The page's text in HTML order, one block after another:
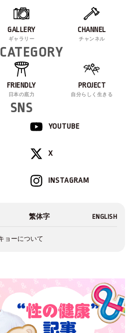
GALLERY
ギャラリー
CHANNEL
チャンネル
FRIENDLY
日本の底力
PROJECT
自分らしく生きる
SNS
YOUTUBE
X
INSTAGRAM
ョーについて